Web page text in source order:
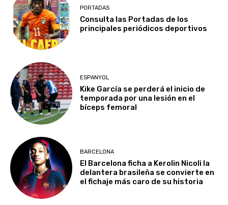
PORTADAS
Consulta las Portadas de los
principales periódicos deportivos
ESPANYOL
Kike García se perderá el inicio de
temporada por una lesión en el
bíceps femoral
BARCELONA
El Barcelona ficha a Kerolin Nicoli la
delantera brasileña se convierte en
el fichaje más caro de su historia